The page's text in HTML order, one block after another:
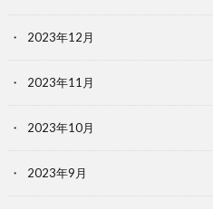
2023年12月
2023年11月
2023年10月
2023年9月